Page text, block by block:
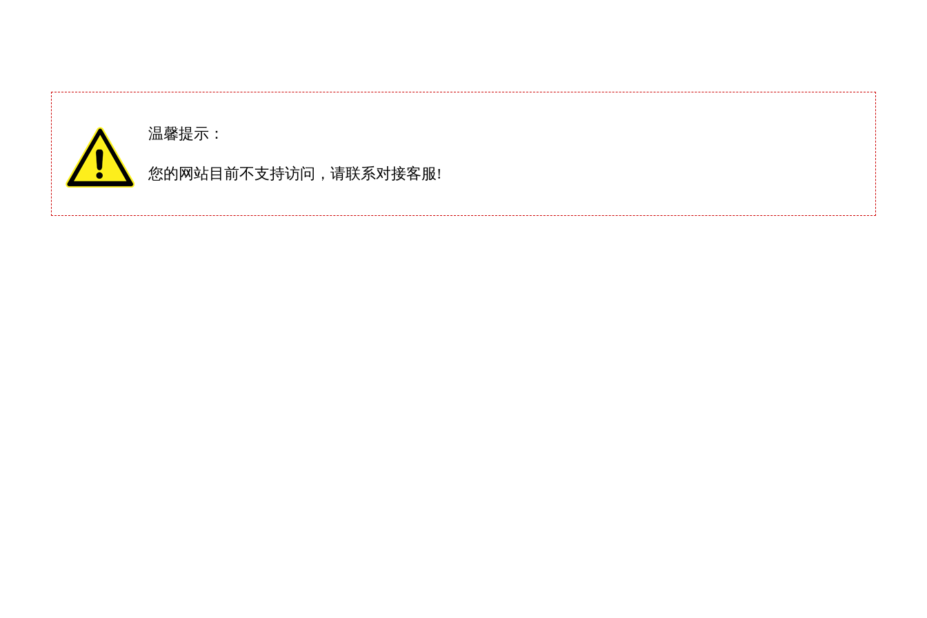
温馨提示：
您的网站目前不支持访问，请联系对接客服!